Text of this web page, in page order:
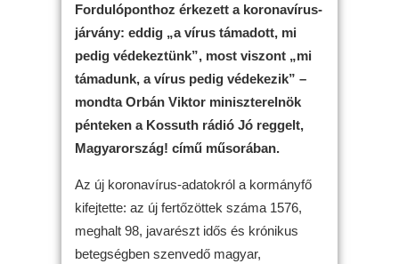
Fordulóponthoz érkezett a koronavírus-
járvány: eddig „a vírus támadott, mi
pedig védekeztünk”, most viszont „mi
támadunk, a vírus pedig védekezik” –
mondta Orbán Viktor miniszterelnök
pénteken a Kossuth rádió Jó reggelt,
Magyarország! című műsorában.
Az új koronavírus-adatokról a kormányfő
kifejtette: az új fertőzöttek száma 1576,
meghalt 98, javarészt idős és krónikus
betegségben szenvedő magyar,